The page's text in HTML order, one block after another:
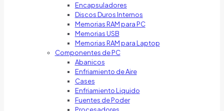
Encapsuladores
Discos Duros Internos
Memorias RAM para PC
Memorias USB
Memorias RAM para Laptop
Componentes de PC
Abanicos
Enfriamiento de Aire
Cases
Enfriamiento Liquido
Fuentes de Poder